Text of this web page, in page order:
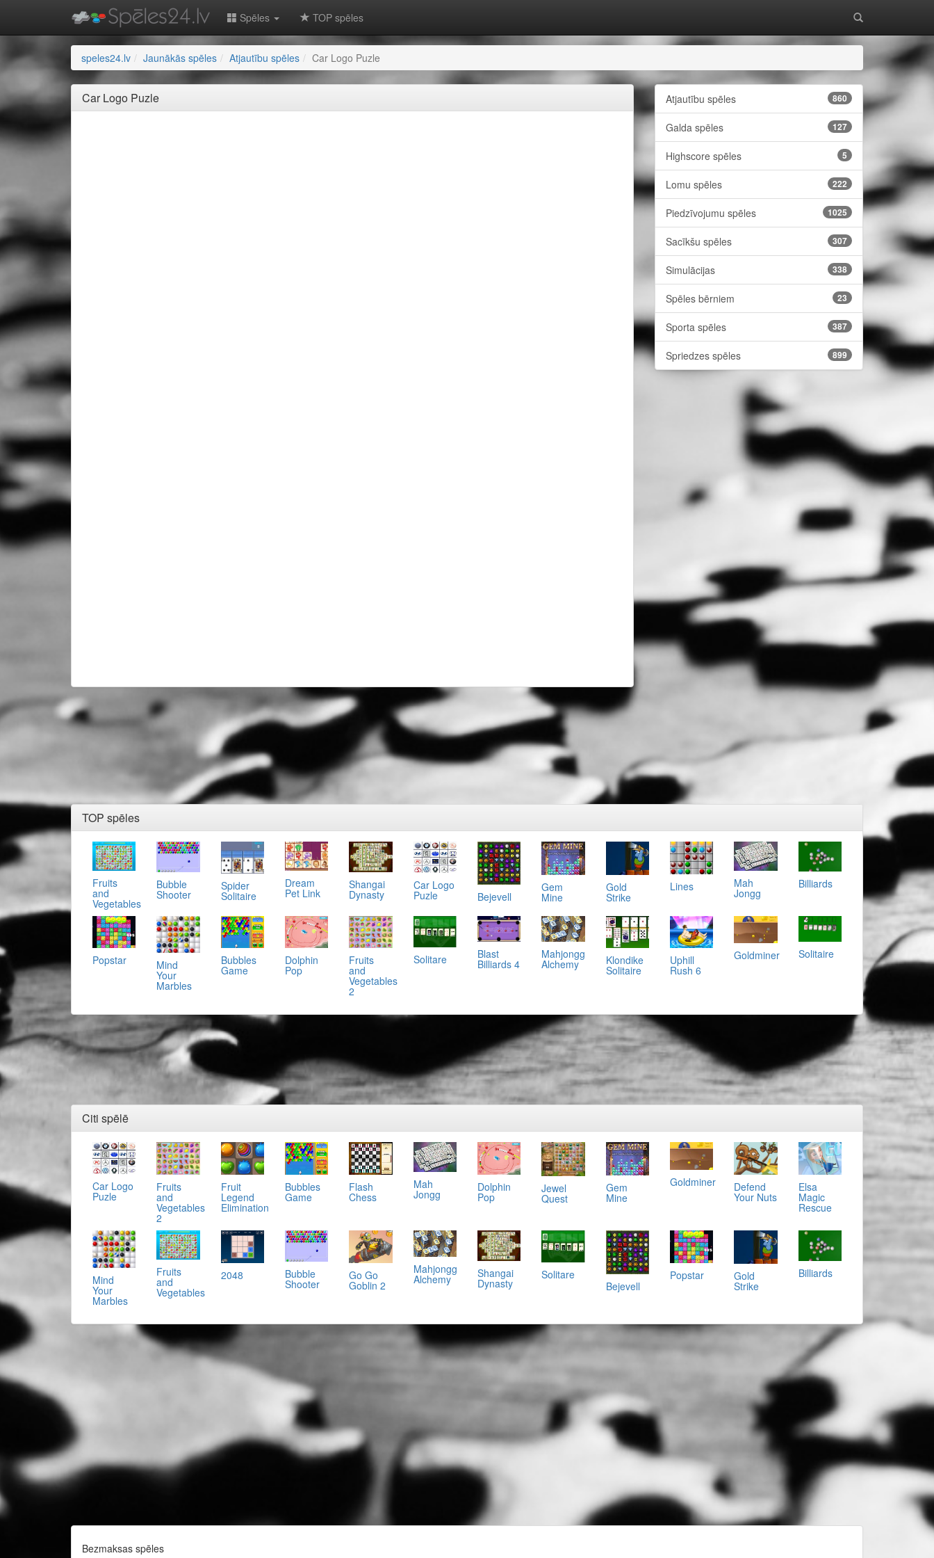
Spēles TOP spēles
speles24.lv Jaunākās spēles Atjautību spēles Car Logo Puzle
Car Logo Puzle Atjautību spēles 860
Galda spēles 127
Highscore spēles 5
Lomu spēles 222
Piedzīvojumu spēles 1025
Sacīkšu spēles 307
Simulācijas 338
Spēles bērniem 23
Sporta spēles 387
Spriedzes spēles 899
TOP spēles
Fruits
and
Vegetables
Bubble
Shooter
Spider
Solitaire
Dream
Pet Link
Shangai
Dynasty
Car Logo
Puzle Bejevell
Gem
Mine
Gold
Strike
Lines Mah
Jongg
Billiards
Popstar Mind
Your
Marbles
Bubbles
Game
Dolphin
Pop
Fruits
and
Vegetables
2
Solitare Blast
Billiards 4
Mahjongg
Alchemy Klondike
Solitaire
Uphill
Rush 6
Goldminer Solitaire
Citi spēlē
Car Logo
Puzle
Fruits
and
Vegetables
2
Fruit
Legend
Elimination
Bubbles
Game
Flash
Chess
Mah
Jongg
Dolphin
Pop
Jewel
Quest
Gem
Mine
Goldminer Defend
Your Nuts
Elsa
Magic
Rescue
Mind
Your
Marbles
Fruits
and
Vegetables
2048 Bubble
Shooter
Go Go
Goblin 2
Mahjongg
Alchemy Shangai
Dynasty
Solitare
Bejevell
Popstar Gold
Strike
Billiards
Bezmaksas spēles